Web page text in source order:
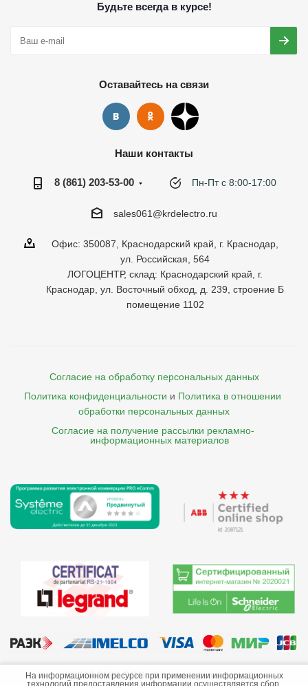
Будьте всегда в курсе!
Оставайтесь на связи
Наши контакты
8 (861) 203-53-00 Пн-Пт с 8:00-17:00
sales061@krdelectro.ru
Офис: 350087, Краснодарский край, г. Краснодар,
ул. Российская, 564
ЛОГОЦЕНТР, склад: Краснодарский край, г.
Краснодар, ул. Восточный обход, д. 239, строение Б
помещение 1102
Согласие на обработку персональных данных
Политика конфиденциальности и Политика в отношении
обработки персональных данных
Согласие на получение рассылки рекламно-
    информационных материалов
©2013-2026 ООО «Краснодарэлектро»
На информационном ресурсе при применении информационных
технологий предоставления информации осуществляется сбор,